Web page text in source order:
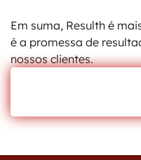
Em suma, Resulth é
é a promessa de
nossos clientes.